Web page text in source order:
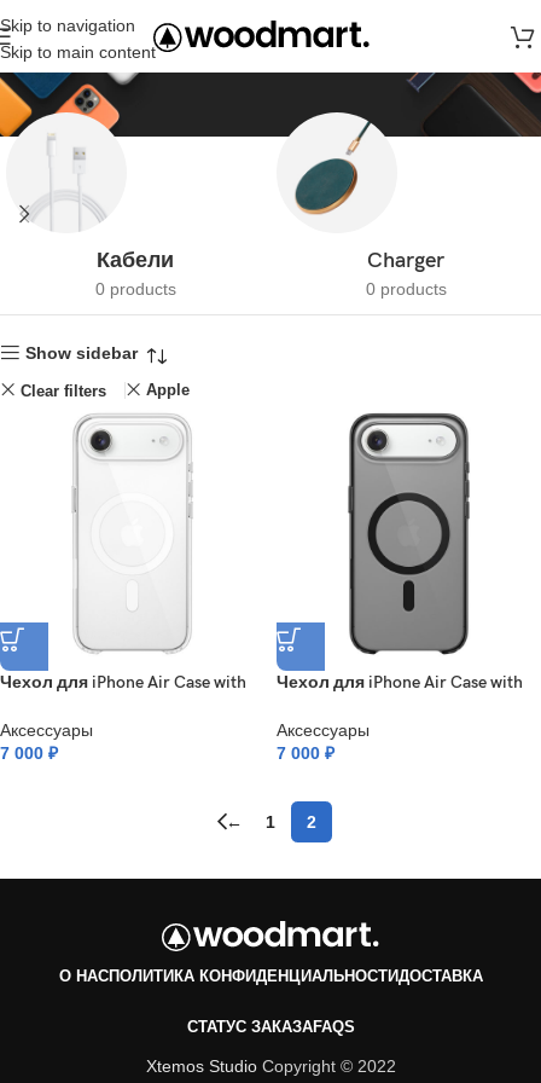
Skip to navigation
Skip to main content
Магазин
Кабели
0 products
Charger
0 products
Show sidebar
Clear filters Apple
Чехол для iPhone Air Case with
Аксессуары
7 000 ₽
Чехол для iPhone Air Case with
Аксессуары
7 000 ₽
← 1 2
О НАСПОЛИТИКА КОНФИДЕНЦИАЛЬНОСТИДОСТАВКА
СТАТУС ЗАКАЗАFAQS
Xtemos StudioCopyright © 2022